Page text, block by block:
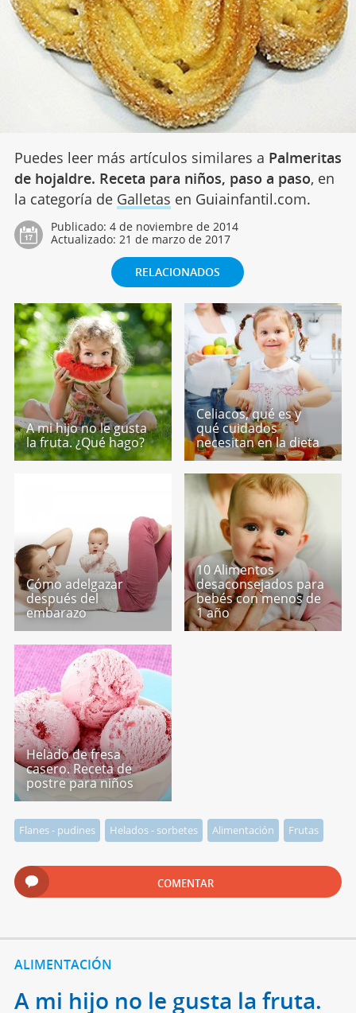
Puedes leer más artículos similares a Palmeritas
de hojaldre. Receta para niños, paso a paso, en
la categoría de Galletas en Guiainfantil.com.
Publicado: 4 de noviembre de 2014
Actualizado: 21 de marzo de 2017
RELACIONADOS
A mi hijo no le gusta
la fruta. ¿Qué hago?
Celiacos, qué es y
qué cuidados
necesitan en la dieta
Cómo adelgazar
después del
embarazo
10 Alimentos
desaconsejados para
bebés con menos de
1 año
Helado de fresa
casero. Receta de
postre para niños
Flanes - pudines Helados - sorbetes Alimentación Frutas
COMENTAR
ALIMENTACIÓN
A mi hijo no le gusta la fruta.